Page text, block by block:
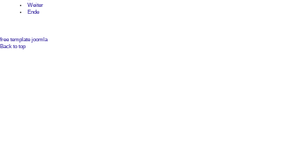
Weiter
Ende
free template joomla
Back to top